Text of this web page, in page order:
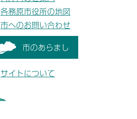
各務原市役所の地図
市へのお問い合わせ
市のあらまし
サイトについて